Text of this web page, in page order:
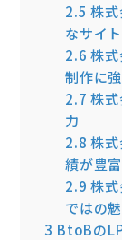
2.5 株
なサイ
2.6 株
制作に
2.7 株
力
2.8 株
績が豊富
2.9 株
ではの
3 BtoBの